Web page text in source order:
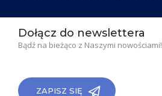
Dołącz do newslettera
Bądź na bieżąco z Naszymi nowościami!
ZAPISZ SIĘ